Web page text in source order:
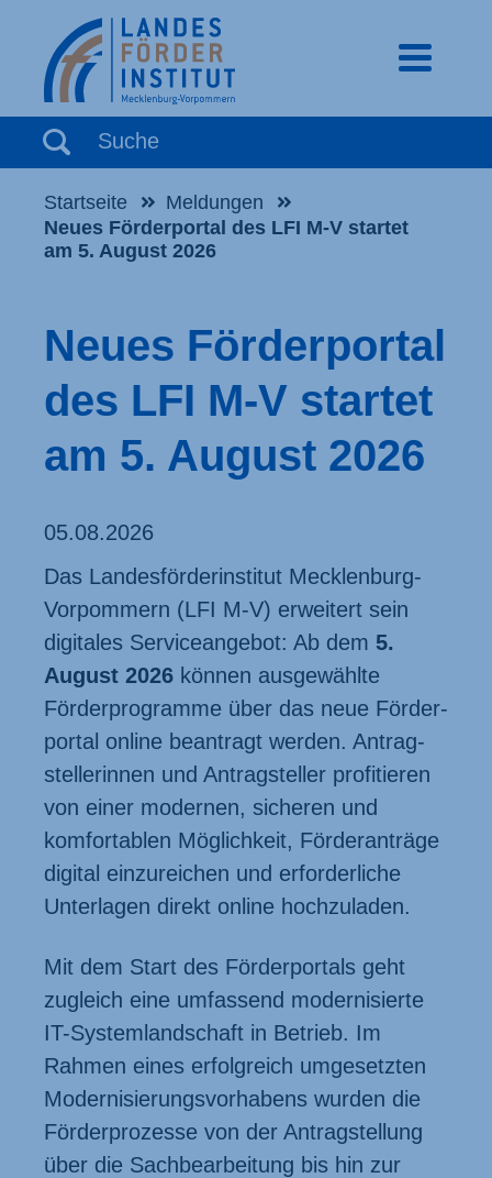
mobiles
Suchbegriff eingeben
Suche
Startseite
Meldungen
Neues Förderportal des LFI M-V startet
am 5. August 2026
Neues Förderportal
des LFI M-V startet
am 5. August 2026
05.08.2026
Das Landes­förder­institut Mecklenburg-
Vorpommern (LFI M‑V) erweitert sein
digitales Servic­eangebot: Ab dem 5.
August 2026 können ausgewählte
Förder­programme über das neue Förder­
portal online beantragt werden. Antrag­
stellerinnen und Antrag­steller profitieren
von einer modernen, sicheren und
komfor­tablen Möglich­keit, Förder­anträge
digital einzu­reichen und erfor­derliche
Unter­lagen direkt online hoch­zuladen.
Mit dem Start des Förder­portals geht
zugleich eine umfassend moder­nisierte
IT-System­land­schaft in Betrieb. Im
Rahmen eines erfolg­reich umgesetzten
Moderni­sierungs­vorhabens wurden die
Förder­prozesse von der Antrag­stellung
über die Sach­bearbeitung bis hin zur